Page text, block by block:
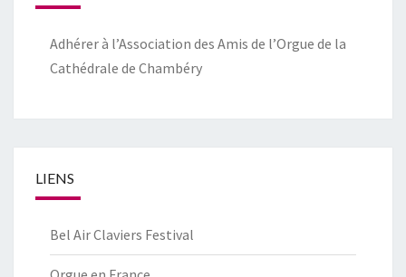
Adhérer à l’Association des Amis de l’Orgue de la
Cathédrale de Chambéry
LIENS
Bel Air Claviers Festival